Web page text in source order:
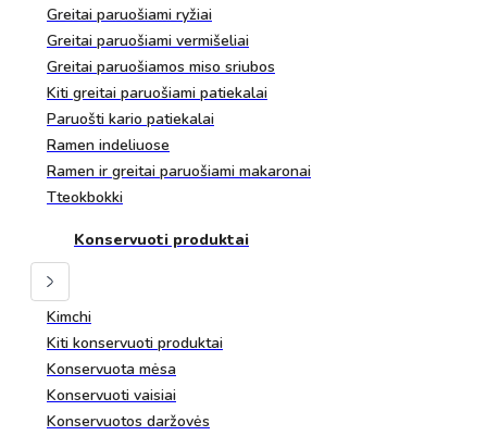
Greitai paruošiami ryžiai
Greitai paruošiami vermišeliai
Greitai paruošiamos miso sriubos
Kiti greitai paruošiami patiekalai
Paruošti kario patiekalai
Ramen indeliuose
Ramen ir greitai paruošiami makaronai
Tteokbokki
Konservuoti produktai
Kimchi
Kiti konservuoti produktai
Konservuota mėsa
Konservuoti vaisiai
Konservuotos daržovės